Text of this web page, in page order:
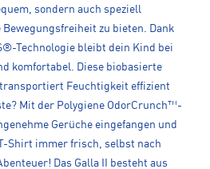
sondern auch speziell
zu bieten. Dank
Technologie bleibt dein Kind bei
komfortabel. Diese biobasierte
Feuchtigkeit effizient
Mit der Polygiene OdorCrunch™-
Gerüche eingefangen und
Shirt immer frisch, selbst nach
Das Galla II besteht aus